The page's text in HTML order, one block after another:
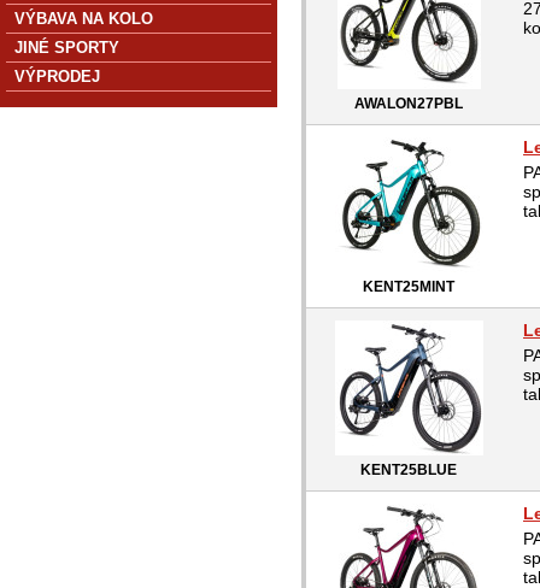
AWALON27PBL
KENT25MINT
KENT25BLUE
VÝBAVA NA KOLO
JINÉ SPORTY
VÝPRODEJ